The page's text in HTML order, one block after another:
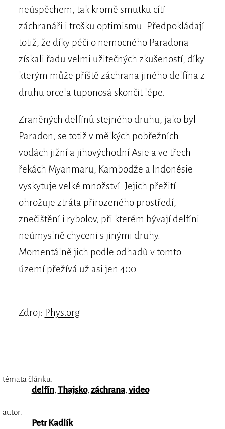
neúspěchem, tak kromě smutku cítí
záchranáři i trošku optimismu. Předpokládají
totiž, že díky péči o nemocného Paradona
získali řadu velmi užitečných zkušeností, díky
kterým může příště záchrana jiného delfína z
druhu orcela tuponosá skončit lépe.
Zraněných delfínů stejného druhu, jako byl
Paradon, se totiž v mělkých pobřežních
vodách jižní a jihovýchodní Asie a ve třech
řekách Myanmaru, Kambodže a Indonésie
vyskytuje velké množství. Jejich přežití
ohrožuje ztráta přirozeného prostředí,
znečištění i rybolov, při kterém bývají delfíni
neúmyslně chyceni s jinými druhy.
Momentálně jich podle odhadů v tomto
území přežívá už asi jen 400.
Zdroj: Phys.org
témata článku:
delfín, Thajsko, záchrana, video
autor:
Petr Kadlík